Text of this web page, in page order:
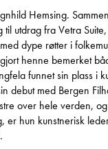
Hemsing.
utdrag fra Vetra
dype røtter i
henne bemerket
funnet sin plass i
debut med Bergen
over hele verden,
er hun kunstnerisk